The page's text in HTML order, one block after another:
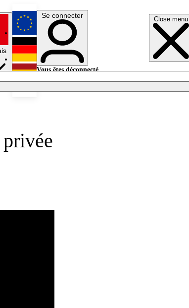
Close menu
English
Deutsch
Se connecter
Vous êtes déconnecté.